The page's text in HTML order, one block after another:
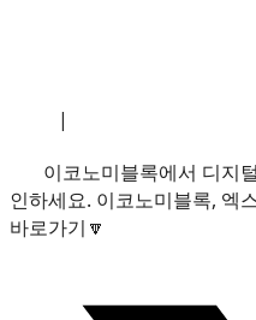
|
이코노미블록에서 디지
인하세요. 이코노미블록, 엑
바로가기🔽